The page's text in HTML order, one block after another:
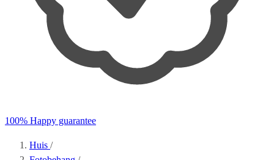
100% Happy guarantee
Huis /